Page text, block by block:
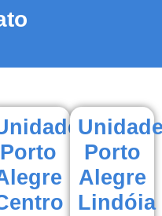
Porto
Porto
Alegre
Lindóia